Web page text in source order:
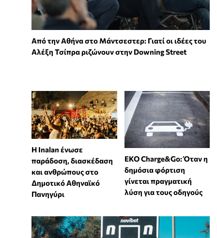
Από την Αθήνα στο Μάντσεστερ: Γιατί οι ιδέες του
Αλέξη Τσίπρα ριζώνουν στην Downing Street
Η Inalan ένωσε
παράδοση, διασκέδαση
και ανθρώπους στο
Δημοτικό Αθηναϊκό
Πανηγύρι
EKO Charge&Go: Όταν η
δημόσια φόρτιση
γίνεται πραγματική
λύση για τους οδηγούς